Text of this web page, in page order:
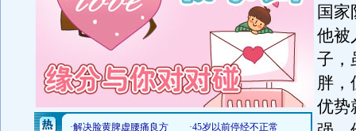
国
他被
子，
胖，
优势